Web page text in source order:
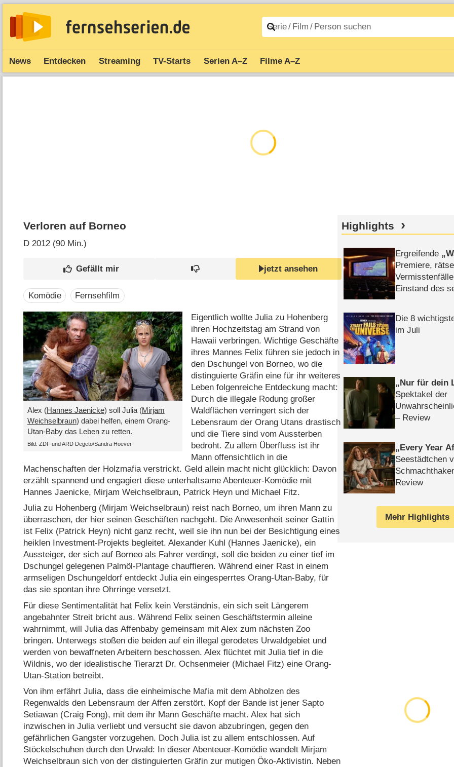
News Entdecken Streaming TV-Starts Serien A–Z Filme A–Z
Verloren auf Borneo
D 2012 (90 Min.)
jetzt ansehen
Komödie Fernsehfilm
Alex (Hannes Jaenicke) soll Julia (Mirjam
Weichselbraun) dabei helfen, einem Orang-
Utan-Baby das Leben zu retten.
Bild: ZDF und ARD Degeto/​Sandra Hoever
Eigentlich wollte Julia zu Hohenberg
ihren Hochzeitstag am Strand von
Hawaii verbringen. Wichtige Geschäfte
ihres Mannes Felix führen sie jedoch in
den Dschungel von Borneo, wo die
distinguierte Gräfin eine für ihr weiteres
Leben folgenreiche Entdeckung macht:
Durch die illegale Rodung großer
Waldflächen verringert sich der
Lebensraum der Orang Utans drastisch
und die Tiere sind vom Aussterben
bedroht. Zu allem Überfluss ist ihr
Mann offensichtlich in die
Machenschaften der Holzmafia verstrickt. Geld allein macht nicht glücklich: Davon
erzählt spannend und engagiert diese unterhaltsame Abenteuer-Komödie mit
Hannes Jaenicke, Mirjam Weichselbraun, Patrick Heyn und Michael Fitz.
Julia zu Hohenberg (Mirjam Weichselbraun) reist nach Borneo, um ihren Mann zu
überraschen, der hier seinen Geschäften nachgeht. Die Anwesenheit seiner Gattin
ist Felix (Patrick Heyn) nicht ganz recht, weil sie ihn nun bei der Besichtigung eines
heiklen Investment-Projekts begleitet. Alexander Kuhl (Hannes Jaenicke), ein
Aussteiger, der sich auf Borneo als Fahrer verdingt, soll die beiden zu einer tief im
Dschungel gelegenen Palmöl-Plantage chauffieren. Während einer Rast in einem
armseligen Dschungeldorf entdeckt Julia ein eingesperrtes Orang-Utan-Baby, für
das sie spontan ihre Ohrringe versetzt.
Für diese Sentimentalität hat Felix kein Verständnis, ein sich seit Längerem
angebahnter Streit bricht aus. Während Felix seinen Geschäftstermin alleine
wahrnimmt, will Julia das Affenbaby gemeinsam mit Alex zum nächsten Zoo
bringen. Unterwegs stoßen die beiden auf ein illegal gerodetes Urwaldgebiet und
werden von bewaffneten Arbeitern beschossen. Alex flüchtet mit Julia tief in die
Wildnis, wo der idealistische Tierarzt Dr. Ochsenmeier (Michael Fitz) eine Orang-
Utan-Station betreibt.
Von ihm erfährt Julia, dass die einheimische Mafia mit dem Abholzen des
Regenwalds den Lebensraum der Affen zerstört. Kopf der Bande ist jener Sapto
Setiawan (Craig Fong), mit dem ihr Mann Geschäfte macht. Alex hat sich
inzwischen in Julia verliebt und versucht sie davon abzubringen, gegen den
gefährlichen Gangster vorzugehen. Doch Julia ist zu allem entschlossen. Auf
Stöckelschuhen durch den Urwald: In dieser Abenteuer-Komödie wandelt Mirjam
Weichselbraun sich von der distinguierten Gräfin zur mutigen Öko-Aktivistin. Neben
Highlights
Ergreifende
Premiere,
Einstand des
Die 8
im Juli
Nur für dein
Spektakel der
– Review
Every Year
Seestädtchen
Review
Mehr Highlights